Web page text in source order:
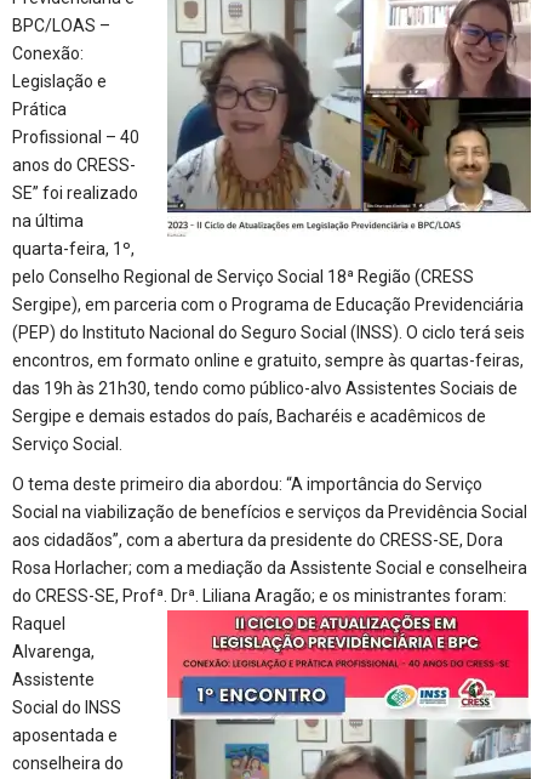
BPC/LOAS –
Conexão:
Legislação e
Prática
Profissional – 40
anos do CRESS-
SE” foi realizado
na última
quarta-feira, 1º,
pelo Conselho Regional de Serviço Social 18ª Região (CRESS
Sergipe), em parceria com o Programa de Educação Previdenciária
(PEP) do Instituto Nacional do Seguro Social (INSS). O ciclo terá seis
encontros, em formato online e gratuito, sempre às quartas-feiras,
das 19h às 21h30, tendo como público-alvo Assistentes Sociais de
Sergipe e demais estados do país, Bacharéis e acadêmicos de
Serviço Social.
O tema deste primeiro dia abordou: “A importância do Serviço
Social na viabilização de benefícios e serviços da Previdência Social
aos cidadãos”, com a abertura da presidente do CRESS-SE, Dora
Rosa Horlacher; com a mediação da Assistente Social e conselheira
do CRESS-SE, Profª. Drª.
Liliana Aragão; e os ministrantes foram:
Raquel
Alvarenga,
Assistente
Social do INSS
aposentada e
conselheira do